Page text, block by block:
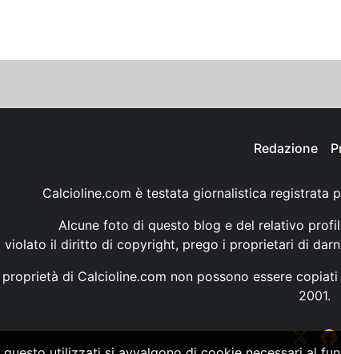
Redazione
Calcioline.com è testata giornalistica registrata
Alcune foto di questo blog e del relativo
violato il diritto di copyright, prego i proprietari di
di Calcioline.com non possono essere
2001.